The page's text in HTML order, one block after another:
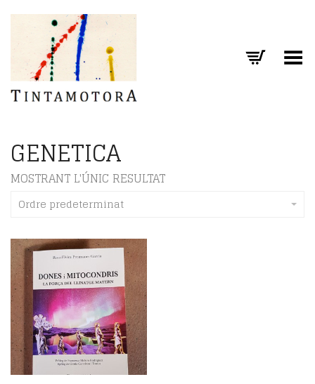
Toggle Menu
GENETICA
MOSTRANT L'ÚNIC RESULTAT
Ordre predeterminat